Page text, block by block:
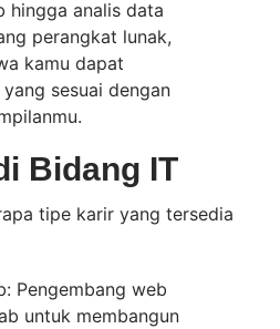
hingga analis data
perangkat lunak,
kamu dapat
sesuai dengan
Bidang IT
tipe karir yang tersedia
Pengembang web
untuk membangun